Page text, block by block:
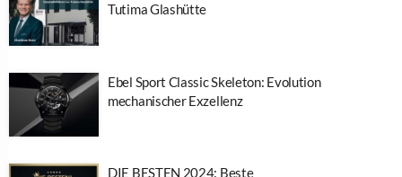
Tutima Glashütte
Ebel Sport Classic Skeleton: Evolution
mechanischer Exzellenz
DIE BESTEN 2024: Beste